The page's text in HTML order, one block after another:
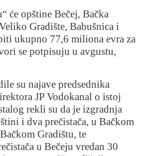
će opštine Bečej, Bačka
Gradište, Babušnica i
ukupno 77,6 miliona evra za
se potpisuju u avgustu,
su najave predsednika
JP Vodokanal o istoj
rekli su da je izgradnja
i dva prečistača, u Bačkom
Gradištu, te
u Bečeju vredan 30